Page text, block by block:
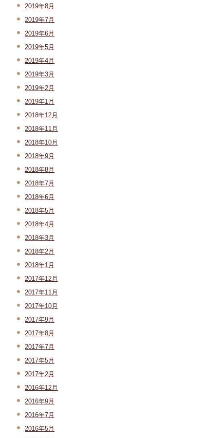
2019年8月
2019年7月
2019年6月
2019年5月
2019年4月
2019年3月
2019年2月
2019年1月
2018年12月
2018年11月
2018年10月
2018年9月
2018年8月
2018年7月
2018年6月
2018年5月
2018年4月
2018年3月
2018年2月
2018年1月
2017年12月
2017年11月
2017年10月
2017年9月
2017年8月
2017年7月
2017年5月
2017年2月
2016年12月
2016年9月
2016年7月
2016年5月